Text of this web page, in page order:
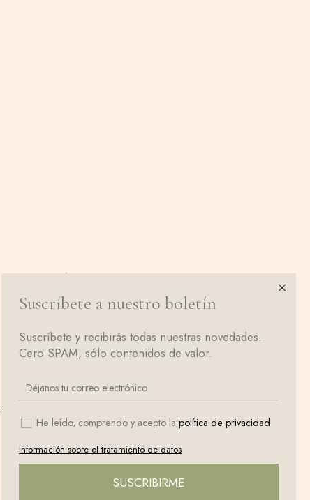
Síguenos en Instagram
Suscríbete a nuestro boletín
Suscríbete y recibirás todas nuestras novedades.
Cero SPAM, sólo contenidos de valor.
He leído, comprendo y acepto la política de privacidad
Información sobre el tratamiento de datos
SUSCRIBIRME